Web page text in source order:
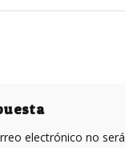
electrónico no